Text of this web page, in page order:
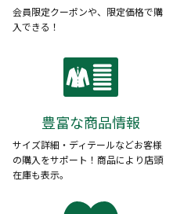
会員限定クーポンや、限定価格で購
入できる！
豊富な商品情報
サイズ詳細・ディテールなどお客様
の購入をサポート！商品により店頭
在庫も表示。